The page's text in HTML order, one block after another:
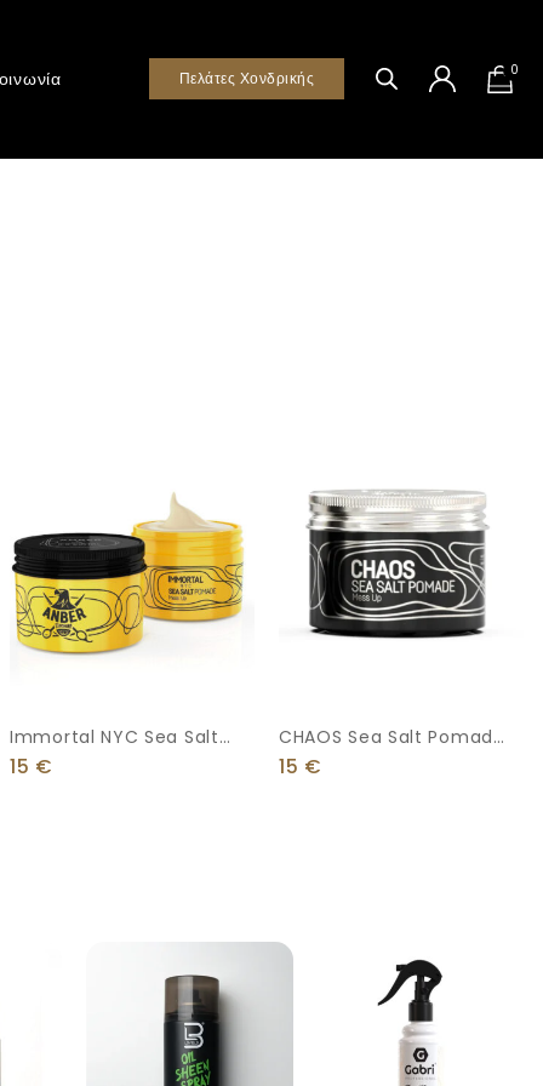
Πελάτες Χονδρικής 0
Immortal NYC Sea Salt
Pomade X Anber
15 €
CHAOS Sea Salt Pomade
(new Arrival)
15 €